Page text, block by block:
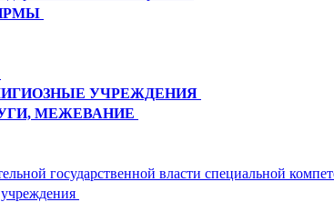
УЧРЕЖДЕНИЯ
МЕЖЕВАНИЕ
государственной власти специальной